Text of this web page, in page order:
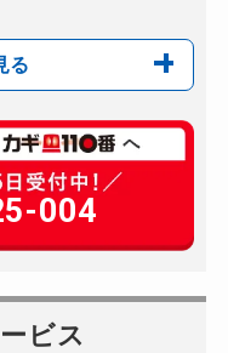
る
880円(税込)～
11,000円～ (税込...
6,600円～ (税込)
11,000円～ (税込...
004
ビス